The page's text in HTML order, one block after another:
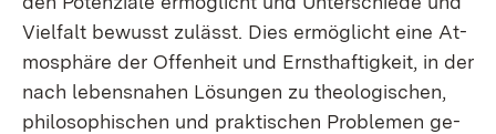
Viel­falt be­wusst zu­lässt. Dies er­mög­licht ei­ne At­
mo­sphä­re der Of­fen­heit und Ernst­haf­tig­keit, in der
nach le­bens­na­hen Lö­sun­gen zu theo­lo­gi­schen,
phi­lo­so­phi­schen und prak­ti­schen Pro­ble­men ge­